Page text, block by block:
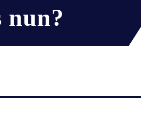
nun?